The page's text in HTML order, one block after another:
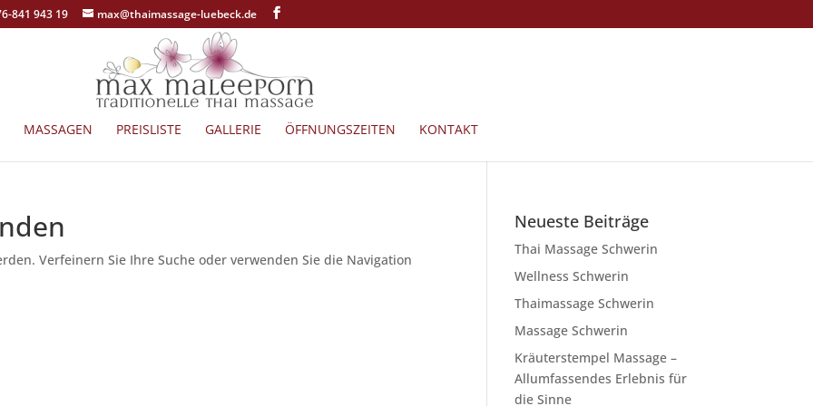
841 943 19 max@thaimassage-luebeck.de
MASSAGEN PREISLISTE GALLERIE ÖFFNUNGSZEITEN KONTAKT
Verfeinern Sie Ihre Suche oder verwenden Sie die Navigation
Neueste Beiträge
Thai Massage Schwerin
Wellness Schwerin
Thaimassage Schwerin
Massage Schwerin
Kräuterstempel Massage –
Allumfassendes Erlebnis für
die Sinne